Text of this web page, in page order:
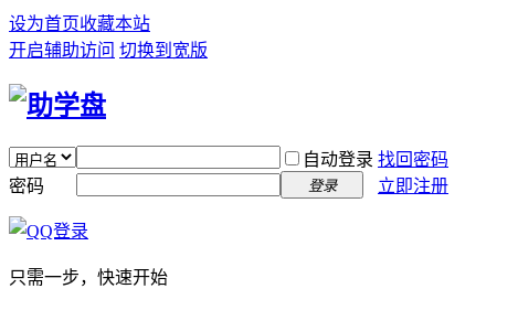
设为首页收藏本站
开启辅助访问 切换到宽版
自动登录 找回密码
密码
登录 立即注册
只需一步，快速开始